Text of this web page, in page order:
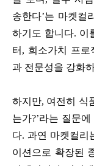
송한다’는 마켓컬
하기도 합니다. 이
터, 희소가치 프로
과 전문성을 강화
하지만, 여전히 식
는가?’라는 질문
다. 과연 마켓컬리
이션으로 확장된